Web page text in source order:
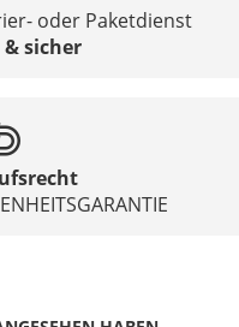
oder Paketdienst
sicher